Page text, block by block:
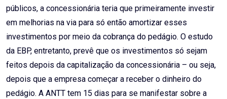
públicos, a concessionária teria que primeiramente investir
em melhorias na via para só então amortizar esses
investimentos por meio da cobrança do pedágio. O estudo
da EBP, entretanto, prevê que os investimentos só sejam
feitos depois da capitalização da concessionária – ou seja,
depois que a empresa começar a receber o dinheiro do
pedágio. A ANTT tem 15 dias para se manifestar sobre a